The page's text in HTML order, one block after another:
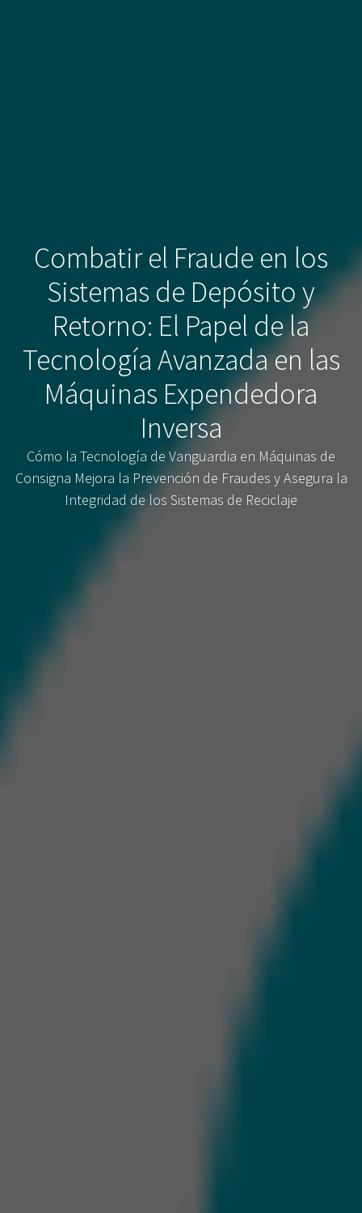
Combatir el Fraude en los
Sistemas de Depósito y
Retorno: El Papel de la
Tecnología Avanzada en las
Máquinas Expendedora
Inversa
Cómo la Tecnología de Vanguardia en Máquinas de
Consigna Mejora la Prevención de Fraudes y Asegura la
Integridad de los Sistemas de Reciclaje